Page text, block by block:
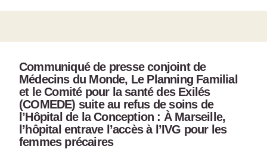
Communiqué de presse conjoint de
Médecins du Monde, Le Planning Familial
et le Comité pour la santé des Exilés
(COMEDE) suite au refus de soins de
l’Hôpital de la Conception : À Marseille,
l’hôpital entrave l’accès à l’IVG pour les
femmes précaires